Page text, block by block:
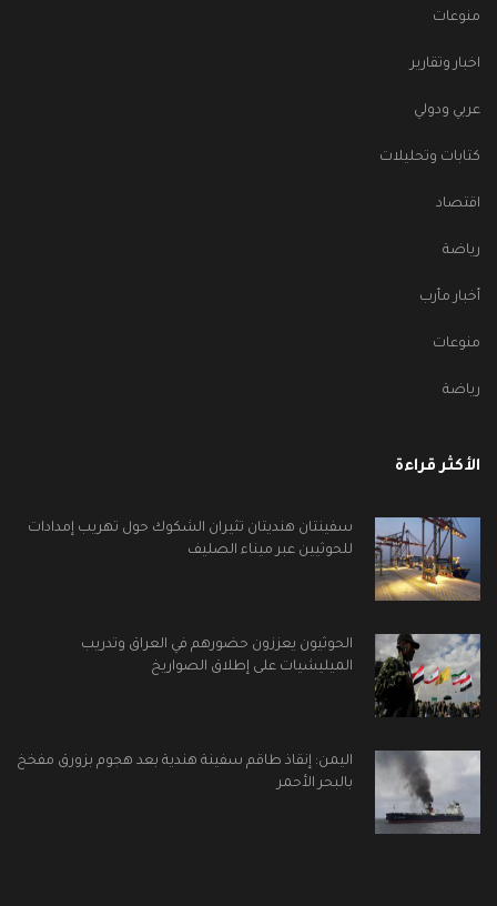
منوعات
اخبار وتقارير
عربي ودولي
كتابات وتحليلات
اقتصاد
رياضة
أخبار مأرب
منوعات
رياضة
الأكثر قراءة
سفينتان هنديتان تثيران الشكوك حول تهريب إمدادات
للحوثيين عبر ميناء الصليف
الحوثيون يعززون حضورهم في العراق وتدريب
الميليشيات على إطلاق الصواريخ
اليمن: إنقاذ طاقم سفينة هندية بعد هجوم بزورق مفخخ
بالبحر الأحمر